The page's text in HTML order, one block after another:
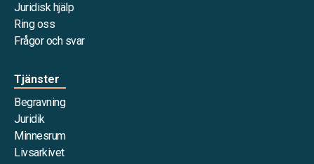
Juridisk hjälp
Ring oss
Frågor och svar
Tjänster
Begravning
Juridik
Minnesrum
Livsarkivet